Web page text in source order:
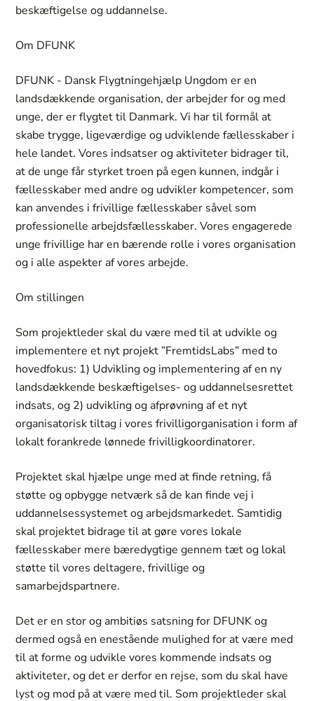
beskæftigelse og uddannelse.
Om DFUNK
DFUNK - Dansk Flygtningehjælp Ungdom er en
landsdækkende organisation, der arbejder for og med
unge, der er flygtet til Danmark. Vi har til formål at
skabe trygge, ligeværdige og udviklende fællesskaber i
hele landet. Vores indsatser og aktiviteter bidrager til,
at de unge får styrket troen på egen kunnen, indgår i
fællesskaber med andre og udvikler kompetencer, som
kan anvendes i frivillige fællesskaber såvel som
professionelle arbejdsfællesskaber.Vores engagerede
unge frivillige har en bærende rolle i vores organisation
og i alle aspekter af vores arbejde.
Om stillingen
Som projektleder skal du være med til at udvikle og
implementere et nyt projekt ”FremtidsLabs” med to
hovedfokus: 1) Udvikling og implementering af en ny
landsdækkende beskæftigelses- og uddannelsesrettet
indsats, og 2) udvikling og afprøvning af et nyt
organisatorisk tiltag i vores frivilligorganisation i form af
lokalt forankrede lønnede frivilligkoordinatorer.
Projektet skal hjælpe unge med at finde retning, få
støtte og opbygge netværk så de kan finde vej i
uddannelsessystemet og arbejdsmarkedet. Samtidig
skal projektet bidrage til at gøre vores lokale
fællesskaber mere bæredygtige gennem tæt og lokal
støtte til vores deltagere, frivillige og
samarbejdspartnere.
Det er en stor og ambitiøs satsning for DFUNK og
dermed også en enestående mulighed for at være med
til at forme og udvikle vores kommende indsats og
aktiviteter, og det er derfor en rejse, som du skal have
lyst og mod på at være med til. Som projektleder skal